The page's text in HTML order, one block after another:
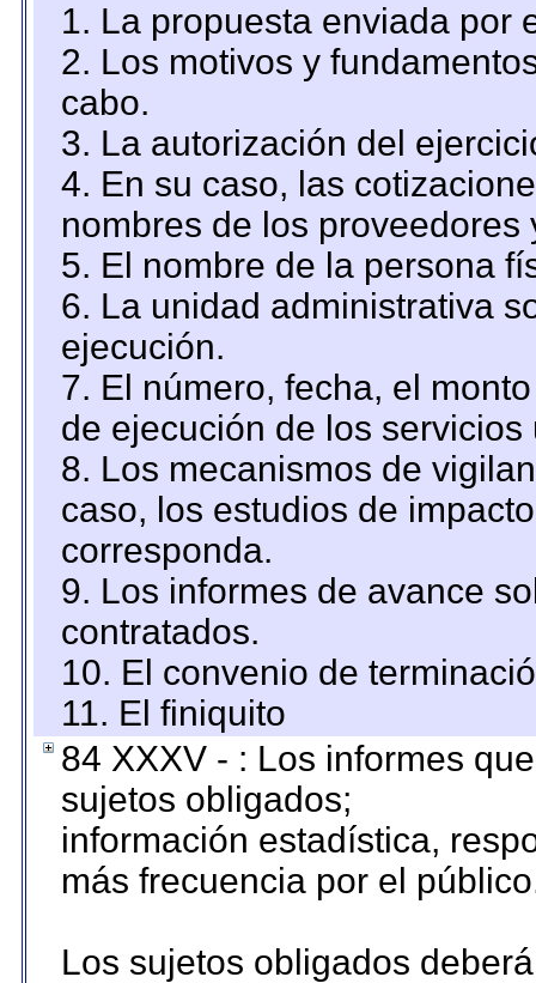
1. La propuesta enviada por
2. Los motivos y
cabo.
3. La autorización del
4. En su caso, las
nombres de los proveedores
5. El nombre de la persona
6. La unidad administrativa
ejecución.
7. El número, fecha, el
de ejecución de los servicios
8. Los mecanismos de
caso, los estudios de
corresponda.
9. Los informes de avance
contratados.
10. El convenio de
11. El finiquito
84 XXXV - : Los informes
sujetos obligados;
información estadística,
más frecuencia por el
Los sujetos obligados